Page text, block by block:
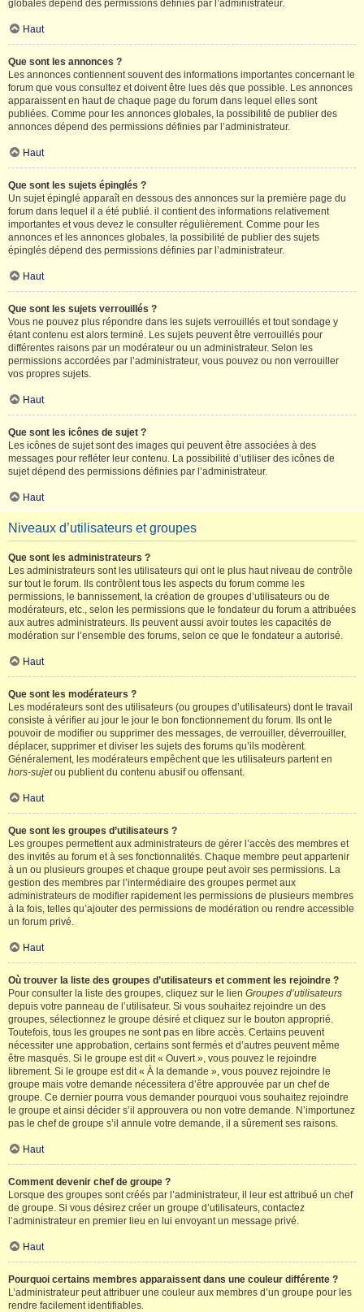
globales dépend des permissions définies par l’administrateur.
Haut
Que sont les annonces ?
Les annonces contiennent souvent des informations importantes concernant le
forum que vous consultez et doivent être lues dès que possible. Les annonces
apparaissent en haut de chaque page du forum dans lequel elles sont
publiées. Comme pour les annonces globales, la possibilité de publier des
annonces dépend des permissions définies par l’administrateur.
Haut
Que sont les sujets épinglés ?
Un sujet épinglé apparaît en dessous des annonces sur la première page du
forum dans lequel il a été publié. il contient des informations relativement
importantes et vous devez le consulter régulièrement. Comme pour les
annonces et les annonces globales, la possibilité de publier des sujets
épinglés dépend des permissions définies par l’administrateur.
Haut
Que sont les sujets verrouillés ?
Vous ne pouvez plus répondre dans les sujets verrouillés et tout sondage y
étant contenu est alors terminé. Les sujets peuvent être verrouillés pour
différentes raisons par un modérateur ou un administrateur. Selon les
permissions accordées par l’administrateur, vous pouvez ou non verrouiller
vos propres sujets.
Haut
Que sont les icônes de sujet ?
Les icônes de sujet sont des images qui peuvent être associées à des
messages pour refléter leur contenu. La possibilité d’utiliser des icônes de
sujet dépend des permissions définies par l’administrateur.
Haut
Niveaux d’utilisateurs et groupes
Que sont les administrateurs ?
Les administrateurs sont les utilisateurs qui ont le plus haut niveau de contrôle
sur tout le forum. Ils contrôlent tous les aspects du forum comme les
permissions, le bannissement, la création de groupes d’utilisateurs ou de
modérateurs, etc., selon les permissions que le fondateur du forum a attribuées
aux autres administrateurs. Ils peuvent aussi avoir toutes les capacités de
modération sur l’ensemble des forums, selon ce que le fondateur a autorisé.
Haut
Que sont les modérateurs ?
Les modérateurs sont des utilisateurs (ou groupes d’utilisateurs) dont le travail
consiste à vérifier au jour le jour le bon fonctionnement du forum. Ils ont le
pouvoir de modifier ou supprimer des messages, de verrouiller, déverrouiller,
déplacer, supprimer et diviser les sujets des forums qu’ils modèrent.
Généralement, les modérateurs empêchent que les utilisateurs partent en
hors-sujetou publient du contenu abusif ou offensant.
Haut
Que sont les groupes d’utilisateurs ?
Les groupes permettent aux administrateurs de gérer l’accès des membres et
des invités au forum et à ses fonctionnalités. Chaque membre peut appartenir
à un ou plusieurs groupes et chaque groupe peut avoir ses permissions. La
gestion des membres par l’intermédiaire des groupes permet aux
administrateurs de modifier rapidement les permissions de plusieurs membres
à la fois, telles qu’ajouter des permissions de modération ou rendre accessible
un forum privé.
Haut
Où trouver la liste des groupes d’utilisateurs et comment les rejoindre ?
Pour consulter la liste des groupes, cliquez sur le lien Groupes d’utilisateurs
depuis votre panneau de l’utilisateur. Si vous souhaitez rejoindre un des
groupes, sélectionnez le groupe désiré et cliquez sur le bouton approprié.
Toutefois, tous les groupes ne sont pas en libre accès. Certains peuvent
nécessiter une approbation, certains sont fermés et d’autres peuvent même
être masqués. Si le groupe est dit « Ouvert », vous pouvez le rejoindre
librement. Si le groupe est dit « À la demande », vous pouvez rejoindre le
groupe mais votre demande nécessitera d’être approuvée par un chef de
groupe. Ce dernier pourra vous demander pourquoi vous souhaitez rejoindre
le groupe et ainsi décider s’il approuvera ou non votre demande. N’importunez
pas le chef de groupe s’il annule votre demande, il a sûrement ses raisons.
Haut
Comment devenir chef de groupe ?
Lorsque des groupes sont créés par l’administrateur, il leur est attribué un chef
de groupe. Si vous désirez créer un groupe d’utilisateurs, contactez
l’administrateur en premier lieu en lui envoyant un message privé.
Haut
Pourquoi certains membres apparaissent dans une couleur différente ?
L’administrateur peut attribuer une couleur aux membres d’un groupe pour les
rendre facilement identifiables.